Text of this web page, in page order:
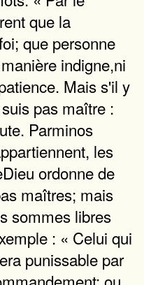
que la
que personne
indigne,ni
Mais s'il y
pas maître :
Parminos
les
ordonne de
maîtres; mais
sommes libres
: « Celui qui
punissable par